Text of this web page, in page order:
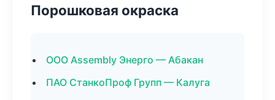
Порошковая окраска
ООО Assembly Энерго — Абакан
ПАО СтанкоПроф Групп — Калуга